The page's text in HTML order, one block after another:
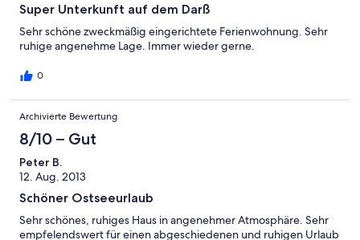
Super Unterkunft auf dem Darß
Sehr schöne zweckmäßig eingerichtete Ferienwohnung. Sehr
ruhige angenehme Lage. Immer wieder gerne.
0
Archivierte Bewertung
8/10 – Gut
Peter B.
12. Aug. 2013
Schöner Ostseeurlaub
Sehr schönes, ruhiges Haus in angenehmer Atmosphäre. Sehr
empfelendswert für einen abgeschiedenen und ruhigen Urlaub